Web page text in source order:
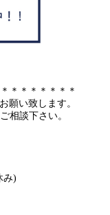
＊＊＊＊＊＊＊
願い致します。
相談下さい。
み)